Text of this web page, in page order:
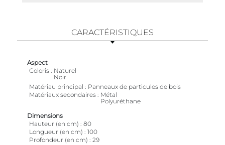
CARACTÉRISTIQUES
Aspect
Coloris
Naturel
Noir
Matériau principal
Panneaux de particules de bois
Matériaux secondaires
Métal
Polyuréthane
Dimensions
Hauteur (en cm)
80
Longueur (en cm)
100
Profondeur (en cm)
29